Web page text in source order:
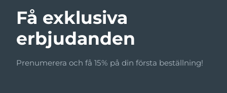
Få exklusiva
erbjudanden
Prenumerera och få 15% på din första beställning!